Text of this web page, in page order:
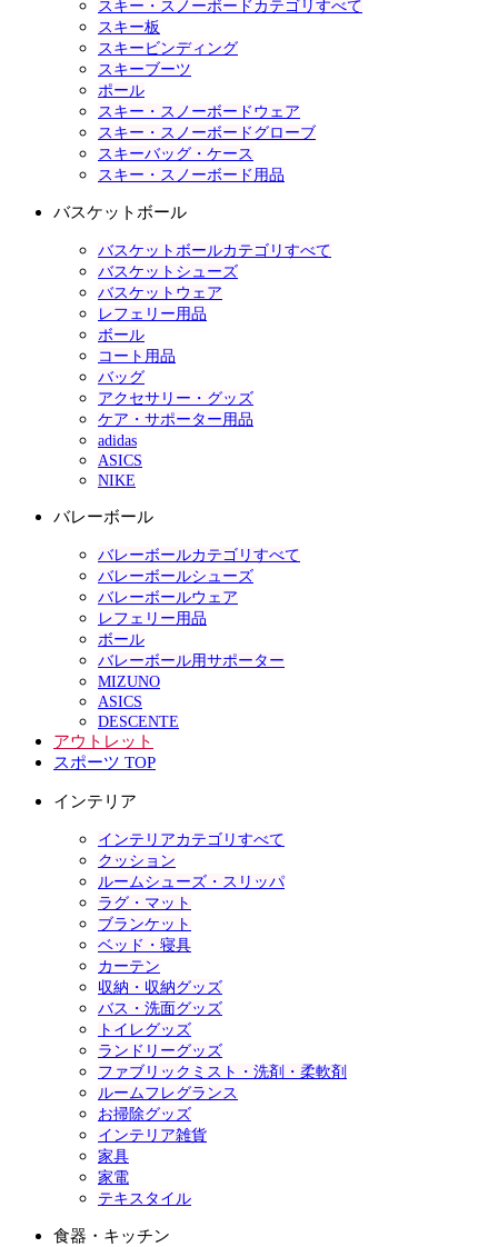
スキー・スノーボードカテゴリすべて
スキー板
スキービンディング
スキーブーツ
ポール
スキー・スノーボードウェア
スキー・スノーボードグローブ
スキーバッグ・ケース
スキー・スノーボード用品
バスケットボール
バスケットボールカテゴリすべて
バスケットシューズ
バスケットウェア
レフェリー用品
ボール
コート用品
バッグ
アクセサリー・グッズ
ケア・サポーター用品
adidas
ASICS
NIKE
バレーボール
バレーボールカテゴリすべて
バレーボールシューズ
バレーボールウェア
レフェリー用品
ボール
バレーボール用サポーター
MIZUNO
ASICS
DESCENTE
アウトレット
スポーツ TOP
インテリア
インテリアカテゴリすべて
クッション
ルームシューズ・スリッパ
ラグ・マット
ブランケット
ベッド・寝具
カーテン
収納・収納グッズ
バス・洗面グッズ
トイレグッズ
ランドリーグッズ
ファブリックミスト・洗剤・柔軟剤
ルームフレグランス
お掃除グッズ
インテリア雑貨
家具
家電
テキスタイル
食器・キッチン